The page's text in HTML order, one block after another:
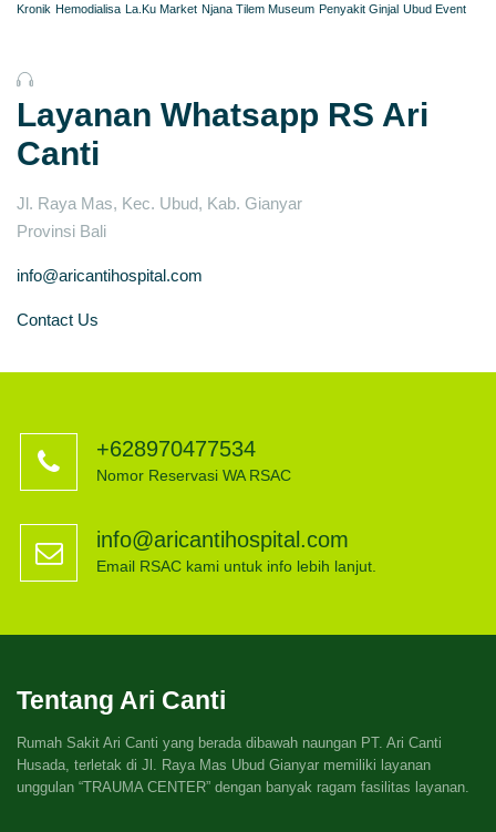
Kronik Hemodialisa La.Ku Market Njana Tilem Museum Penyakit Ginjal Ubud Event
Layanan Whatsapp RS Ari
Canti
Jl. Raya Mas, Kec. Ubud, Kab. Gianyar
Provinsi Bali
info@aricantihospital.com
Contact Us
+628970477534
Nomor Reservasi WA RSAC
info@aricantihospital.com
Email RSAC kami untuk info lebih lanjut.
Tentang Ari Canti
Rumah Sakit Ari Canti yang berada dibawah naungan PT. Ari Canti
Husada, terletak di Jl. Raya Mas Ubud Gianyar memiliki layanan
unggulan “TRAUMA CENTER” dengan banyak ragam fasilitas layanan.